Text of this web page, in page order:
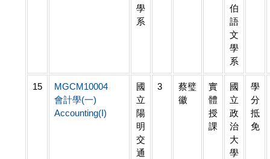
學
系
伯
語
文
學
系
15
MGCM10004
會計學(一)
Accounting(I)
國
立
陽
明
交
通
3
蔡璧
徽
實
體
授
課
國
立
政
治
大
學
學
分
抵
免